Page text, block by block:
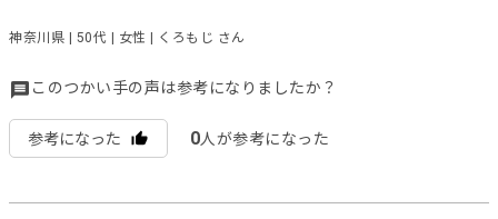
神奈川県 | 50代 | 女性 | くろもじ さん
このつかい手の声は参考になりましたか？
参考になった 0人が参考になった